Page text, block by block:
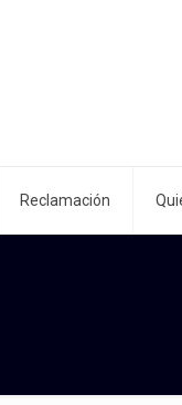
Reclamación